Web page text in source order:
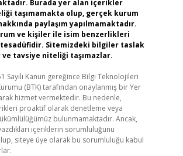
Burada yer alan içerikler
taşımamakta olup, gerçek kurum
paylaşım yapılmamaktadır.
ve kişiler ile isim benzerlikleri
Sitemizdeki bilgiler taslak
tavsiye niteliği taşımazlar.
Sayılı Kanun gereğince Bilgi Teknolojileri
(BTK) tarafından onaylanmış bir Yer
hizmet vermektedir. Bu nedenle,
proaktif olarak denetleme veya
bulunmamaktadır. Ancak,
içeriklerin sorumluluğunu
siteye üye olarak bu sorumluluğu kabul